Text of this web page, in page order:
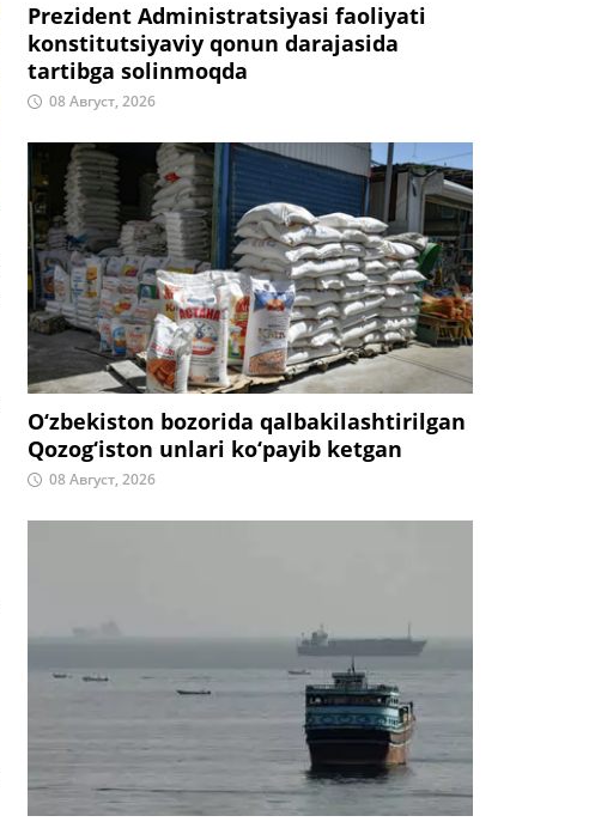
Prezident Administratsiyasi faoliyati
konstitutsiyaviy qonun darajasida
tartibga solinmoqda
08 Август, 2026
O‘zbekiston bozorida qalbakilashtirilgan
Qozog‘iston unlari ko‘payib ketgan
08 Август, 2026